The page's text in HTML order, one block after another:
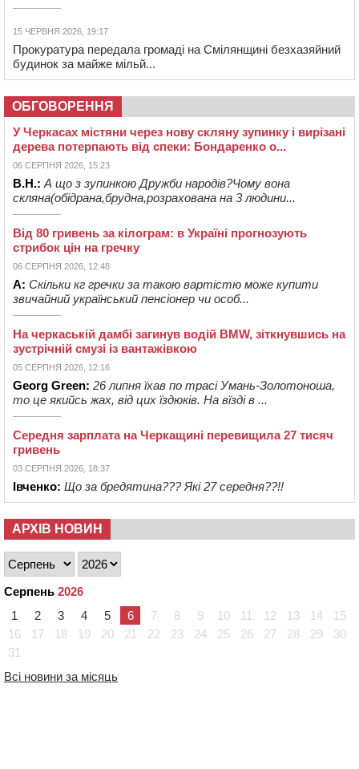
15 ЧЕРВНЯ 2026, 19:17
Прокуратура передала громаді на Смілянщині безхазяйний
будинок за майже мільй...
ОБГОВОРЕННЯ
У Черкасах містяни через нову скляну зупинку і вирізані
дерева потерпають від спеки: Бондаренко о...
06 СЕРПНЯ 2026, 15:23
В.Н.: А що з зупинкою Дружби народів?Чому вона
скляна(обідрана,брудна,розрахована на 3 людини...
Від 80 гривень за кілограм: в Україні прогнозують
стрибок цін на гречку
06 СЕРПНЯ 2026, 12:48
А: Скільки кг гречки за такою вартістю може купити
звичайний український пенсіонер чи особ...
На черкаській дамбі загинув водій BMW, зіткнувшись на
зустрічній смузі із вантажівкою
05 СЕРПНЯ 2026, 12:16
Georg Green: 26 липня їхав по трасі Умань-Золотоноша,
то це якийсь жах, від цих їздюків. На вїзді в ...
Середня зарплата на Черкащині перевищила 27 тисяч
гривень
03 СЕРПНЯ 2026, 18:37
Івченко: Що за бредятина??? Які 27 середня??!!
АРХІВ НОВИН
Серпень 2026
1
2 3 4 5 6 7 8 9 10 11 12 13 14
15
16
17 18 19 20 21 22 23 24 25 26 27 28 29
30
31
Всі новини за місяць